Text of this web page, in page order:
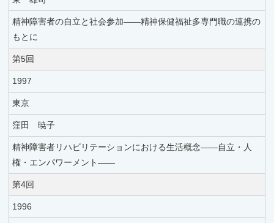
精神障害者の自立と社会参加――精神保健福祉多専門職の連携の
もとに
第5回
1997
東京
窪田 暁子
精神障害者リハビリテーションにおける生活概念――自立・人
権・エンパワーメント――
第4回
1996